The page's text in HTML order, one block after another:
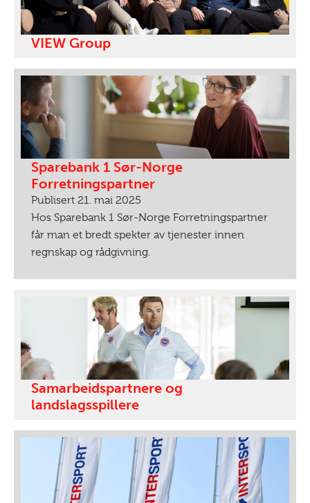
VIEW Group
Sparebank 1 Sør-Norge
Forretningspartner
Publisert 21. mai 2025
Hos Sparebank 1 Sør-Norge Forretningspartner
får man et bredt spekter av tjenester innen
regnskap og rådgivning.
Samarbeidspartnere og
landslagsspillere